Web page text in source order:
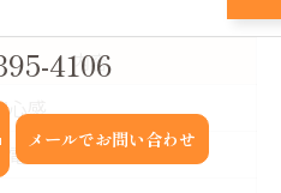
内容
心感
電も対応可
4106
メールでお問い合わせ